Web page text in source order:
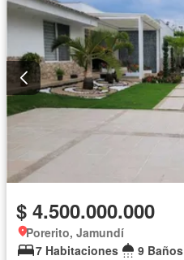
$ 4.500.000.000
Porerito, Jamundí
7 Habitaciones
9 Baños